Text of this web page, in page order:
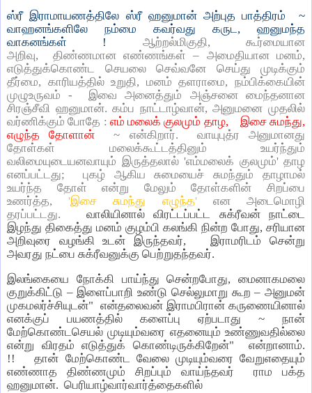
ஸ்ரீ இராமாயணத்திலே ஸ்ரீ ஹனுமான் அற்புத பாத்திரம் ~
வாஹனங்களிலே நம்மை கவர்வது கருட, ஹனுமந்த
வாகனங்கள் ! ஆற்றல்மிகுதி, கூர்மையான
அறிவு, திண்ணமான எண்ணங்கள் – அமைதியான மனம்,
எடுத்துக்கொண்ட செயலை செவ்வனே செய்து முடிக்கும்
தீர்மை, காரியத்தில் உறுதி, மனம் தளராமை, நம்பிக்கையின்
முழுஉருவம் - இவை அனைத்தும் அஞ்சனை மைந்தனான
சிரஞ்சீவி ஹனுமான். கம்ப நாட்டாழ்வான், அனுமனை முதலில்
வர்ணிக்கும் போதே : எம் மலைக் குலமும் தாழ, இசை சுமந்து,
எழுந்த தோளான்~ என்கிறார். வாயுபுத்ர அனுமானது
தோள்கள் மலைக்கூட்டத்தினும் உயர்ந்தும்
வலிமையுடையனவாயும் இருத்தலால் 'எம்மலைக் குலமும்' தாழ
எனப்பட்டது; புகழ் ஆகிய சுமையைச் சுமந்தும் தாழாமல்
உயர்ந்த தோள் என்று மேலும் தோள்களின் சிறப்பை
உணர்த்த,'இசை சுமந்து எழுந்த'என அடைமொழி
தரப்பட்டது.
வாலியினால் விரட்டப்பட்ட சுக்ரீவன் நாட்டை
இழந்து திகைத்து மனம் குழம்பி கலங்கி நின்ற போது, சரியான
அறிவுரை வழங்கி உடன் இருந்தவர்,இராமரிடம் சென்று
அவரது நட்பை சுக்ரீவனுக்கு பெற்றுதந்தவர்.
இலங்கையை நோக்கி பாய்ந்து சென்றபோது, மைனாகமலை
குறுக்கிட்டு –இளைப்பாறி உண்டு செல்லுமாறு கூற –அனுமன்
முகமலர்ச்சியுடன்" என்தலைவன் இராமபிரான் கருணையினால்
எனக்குப் பயணத்தில் களைப்பு ஏற்படாது ~ நான்
மேற்கொண்டசெயல் முடியும்வரை எதனையும் உண்ணுவதில்லை
என்று விரதம் எடுத்துக் கொண்டிருக்கிறேன்"
என்றானாம்.
!!
தான் மேற்கொண்ட வேலை முடியும்வரை வேறுஎதையும்
எண்ணாத திண்ணமும் சிறப்பும் வாய்ந்தவர்
ராம பக்த
ஹனுமான். பெரியாழ்வார்வார்த்தைகளில்